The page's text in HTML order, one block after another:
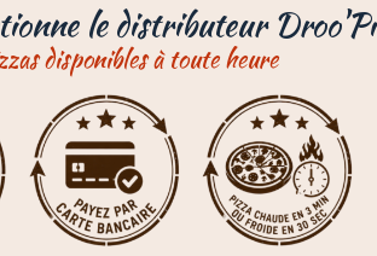
le distributeur
disponibles à toute heure